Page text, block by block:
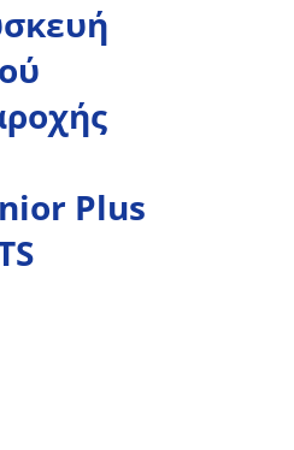
Plus